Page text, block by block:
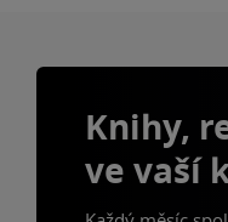
Knihy,
ve vaší